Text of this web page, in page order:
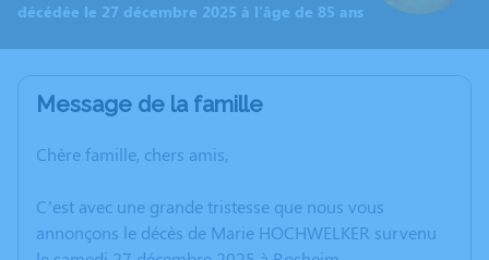
décédée le 27 décembre 2025 à l'âge de 85 ans
Message de la famille
Chère famille, chers amis,
C’est avec une grande tristesse que nous vous
annonçons le décès de Marie HOCHWELKER survenu